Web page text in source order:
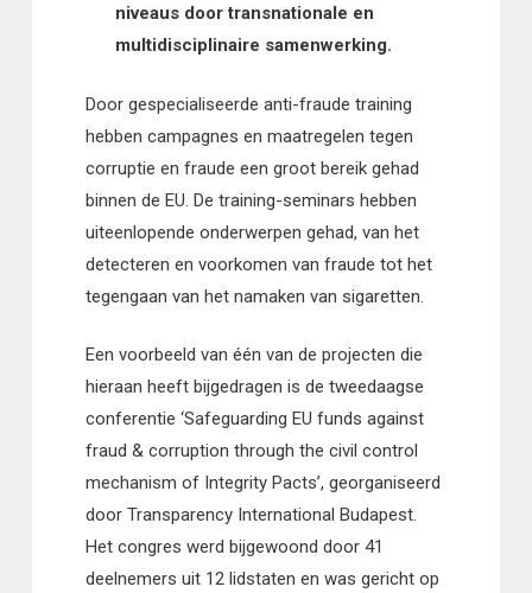
niveaus door transnationale en
multidisciplinaire samenwerking.
Door gespecialiseerde anti-fraude training
hebben campagnes en maatregelen tegen
corruptie en fraude een groot bereik gehad
binnen de EU. De training-seminars hebben
uiteenlopende onderwerpen gehad, van het
detecteren en voorkomen van fraude tot het
tegengaan van het namaken van sigaretten.
Een voorbeeld van één van de projecten die
hieraan heeft bijgedragen is de tweedaagse
conferentie ‘Safeguarding EU funds against
fraud & corruption through the civil control
mechanism of Integrity Pacts’, georganiseerd
door Transparency International Budapest.
Het congres werd bijgewoond door 41
deelnemers uit 12 lidstaten en was gericht op